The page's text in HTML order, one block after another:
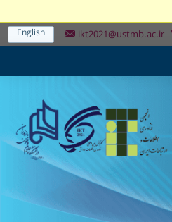
ikt2021@ustmb.ac.ir
English